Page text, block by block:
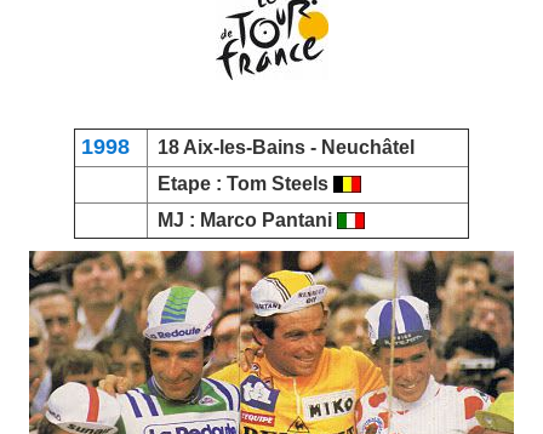
1998 18 Aix-les-Bains - Neuchâtel
Etape : Tom Steels
MJ : Marco Pantani